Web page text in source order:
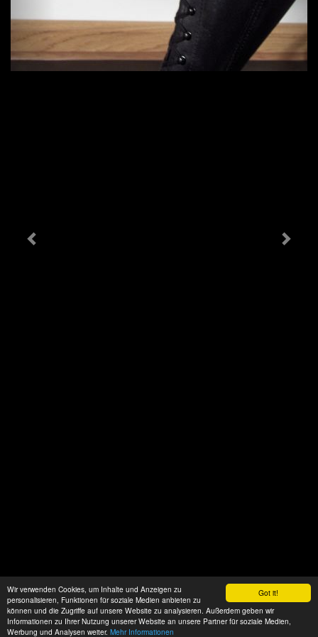
Got it!
Wir verwenden Cookies, um Inhalte und Anzeigen zu
personalisieren, Funktionen für soziale Medien anbieten zu
können und die Zugriffe auf unsere Website zu analysieren. Außerdem geben wir
Informationen zu Ihrer Nutzung unserer Website an unsere Partner für soziale Medien,
Werbung und Analysen weiter. Mehr Informationen